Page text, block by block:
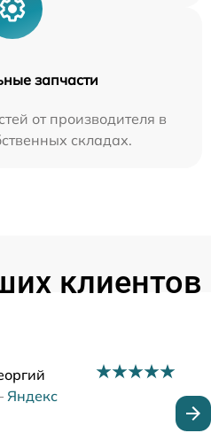
запчасти
от производителя в
складах.
клиентов
Яндекс